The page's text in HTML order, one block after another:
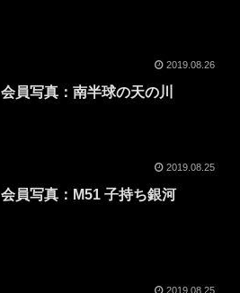
2019.08.26
会員写真：南半球の天の川
2019.08.25
会員写真：M51 子持ち銀河
2019.08.25